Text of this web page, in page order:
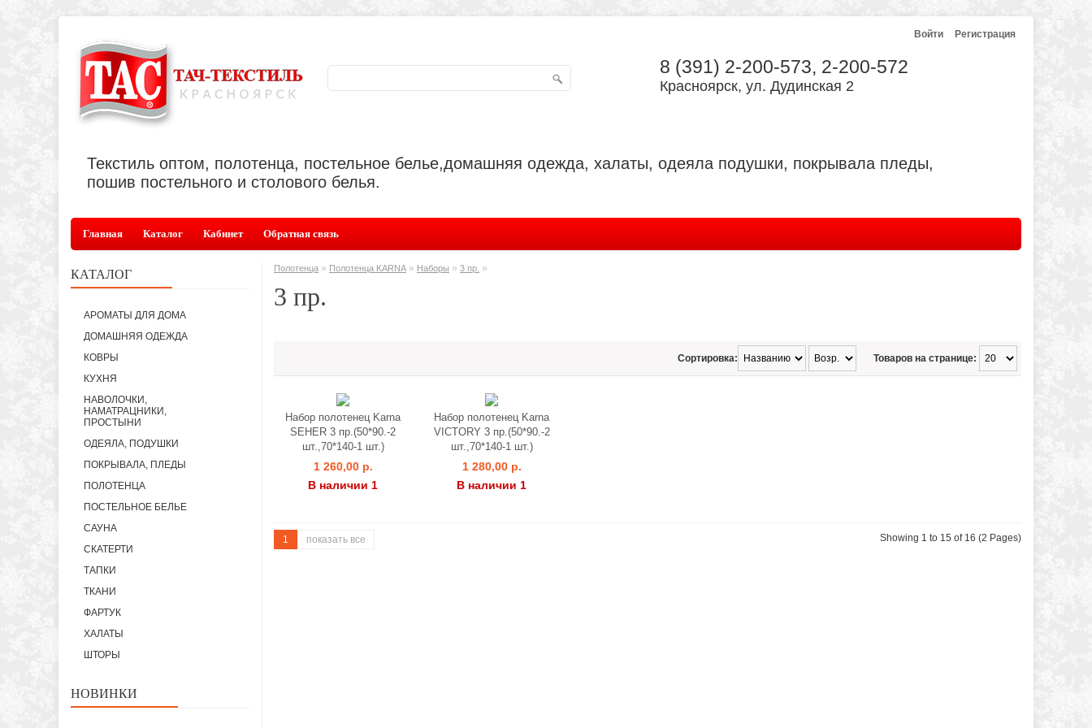
Войти Регистрация
8 (391) 2-200-573, 2-200-572
Красноярск, ул. Дудинская 2
Текстиль оптом, полотенца, постельное белье,домашняя одежда, халаты, одеяла подушки, покрывала пледы,
пошив постельного и столового белья.
Главная Каталог Кабинет Обратная связь
КАТАЛОГ
АРОМАТЫ ДЛЯ ДОМА
ДОМАШНЯЯ ОДЕЖДА
КОВРЫ
КУХНЯ
НАВОЛОЧКИ,
НАМАТРАЦНИКИ,
ПРОСТЫНИ
ОДЕЯЛА, ПОДУШКИ
ПОКРЫВАЛА, ПЛЕДЫ
ПОЛОТЕНЦА
ПОСТЕЛЬНОЕ БЕЛЬЕ
САУНА
СКАТЕРТИ
ТАПКИ
ТКАНИ
ФАРТУК
ХАЛАТЫ
ШТОРЫ
НОВИНКИ
Полотенца » Полотенца KARNA » Наборы » 3 пр. »
3 пр.
Товаров на странице:
Сортировка:
Набор полотенец Karna
SEHER 3 пр.(50*90.-2
шт.,70*140-1 шт.)
1 260,00 р.
В наличии 1
Набор полотенец Karna
VICTORY 3 пр.(50*90.-2
шт.,70*140-1 шт.)
1 280,00 р.
В наличии 1
1 показать все Showing 1 to 15 of 16 (2 Pages)